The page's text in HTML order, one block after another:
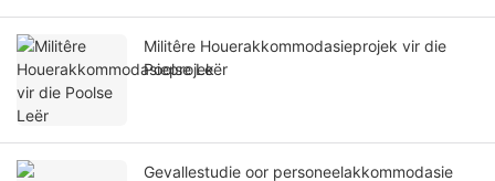
Militêre Houerakkommodasieprojek vir die
Poolse Leër
Gevallestudie oor personeelakkommodasie